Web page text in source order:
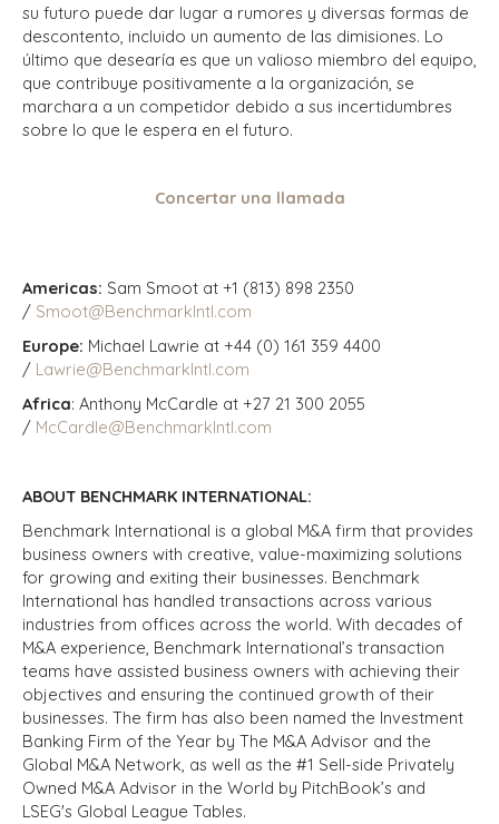
su futuro puede dar lugar a rumores y diversas formas de
descontento, incluido un aumento de las dimisiones. Lo
último que desearía es que un valioso miembro del equipo,
que contribuye positivamente a la organización, se
marchara a un competidor debido a sus incertidumbres
sobre lo que le espera en el futuro.
Concertar una llamada
Americas: Sam Smoot at +1 (813) 898 2350
/ Smoot@BenchmarkIntl.com
Europe: Michael Lawrie at +44 (0) 161 359 4400
/ Lawrie@BenchmarkIntl.com
Africa: Anthony McCardle at +27 21 300 2055
/ McCardle@BenchmarkIntl.com
ABOUT BENCHMARK INTERNATIONAL:
Benchmark International is a global M&A firm that provides
business owners with creative, value-maximizing solutions
for growing and exiting their businesses. Benchmark
International has handled transactions across various
industries from offices across the world. With decades of
M&A experience, Benchmark International’s transaction
teams have assisted business owners with achieving their
objectives and ensuring the continued growth of their
businesses. The firm has also been named the Investment
Banking Firm of the Year by The M&A Advisor and the
Global M&A Network, as well as the #1 Sell-side Privately
Owned M&A Advisor in the World by PitchBook’s and
LSEG's Global League Tables.